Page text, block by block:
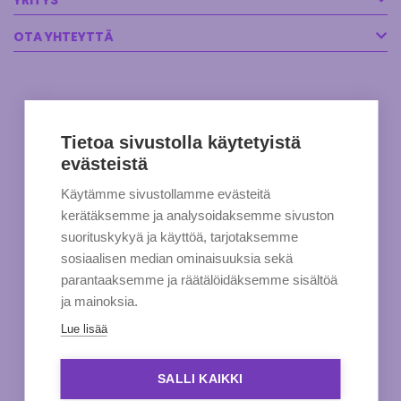
OTA YHTEYTTÄ
Tietoa sivustolla käytetyistä
evästeistä
Käytämme sivustollamme evästeitä
kerätäksemme ja analysoidaksemme sivuston
suorituskykyä ja käyttöä, tarjotaksemme
sosiaalisen median ominaisuuksia sekä
parantaaksemme ja räätälöidäksemme sisältöä
ja mainoksia.
Lue lisää
SALLI KAIKKI